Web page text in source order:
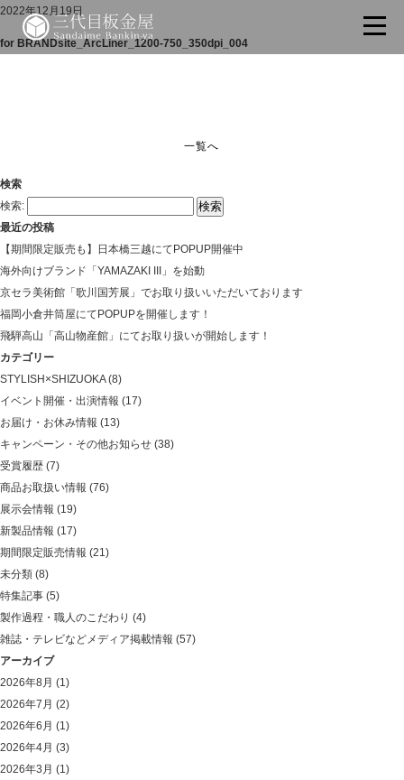
2022年12月19日
for BRANDsite_ArcLiner_1200-750_350dpi_004
一覧へ
検索
検索:
最近の投稿
【期間限定販売も】日本橋三越にてPOPUP開催中
海外向けブランド「YAMAZAKI III」を始動
京セラ美術館「歌川国芳展」でお取り扱いいただいております
福岡小倉井筒屋にてPOPUPを開催します！
飛騨高山「高山物産館」にてお取り扱いが開始します！
カテゴリー
STYLISH×SHIZUOKA(8)
イベント開催・出演情報 (17)
お届け・お休み情報 (13)
キャンペーン・その他お知らせ (38)
受賞履歴 (7)
商品お取扱い情報 (76)
展示会情報 (19)
新製品情報 (17)
期間限定販売情報 (21)
未分類 (8)
特集記事 (5)
製作過程・職人のこだわり (4)
雑誌・テレビなどメディア掲載情報 (57)
アーカイブ
2026年8月 (1)
2026年7月 (2)
2026年6月 (1)
2026年4月 (3)
2026年3月 (1)